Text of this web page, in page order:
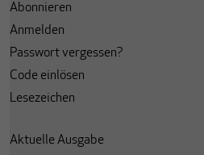
Abonnieren
Anmelden
Passwort vergessen?
Code einlösen
Lesezeichen
Aktuelle Ausgabe